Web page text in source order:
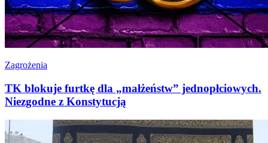
Zagrożenia
TK blokuje furtkę dla „małżeństw” jednopłciowych.
Niezgodne z Konstytucją